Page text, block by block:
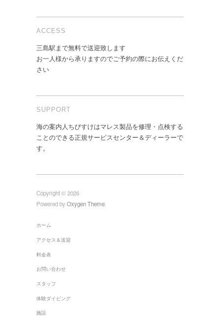
ACCESS
三島駅まで無料で送迎致します
お一人様から承りますのでご予約の際にお伝えくだ
さい
SUPPORT
海の案内人ちびすけはマレス製品を修理・点検する
ことのできる正規サービスセンター＆ディーラーで
す。
Copyright © 2026
Powered byOxygen Theme.
ホーム
アクセス＆送迎
料金表
お問い合わせ
スタッフ
体験ダイビング
施設